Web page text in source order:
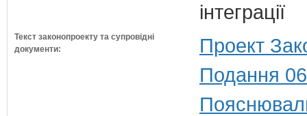
інтеграції
Текст законопроекту та супровідні
документи:
Проект
Подання